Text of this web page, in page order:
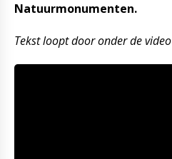
Natuurmonumenten.
Tekst loopt door onder de video